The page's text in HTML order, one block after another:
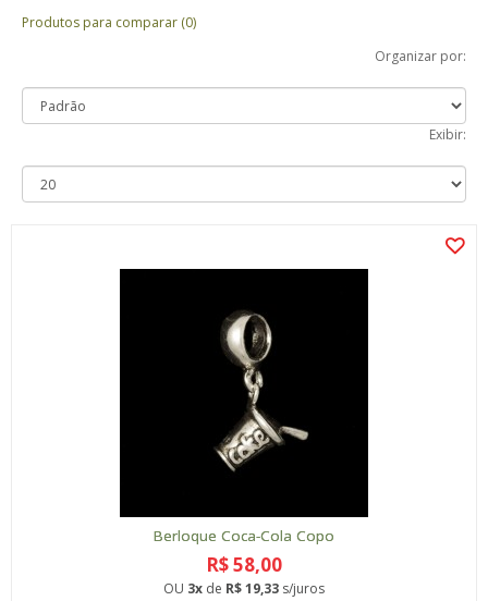
Produtos para comparar (0)
Organizar por:
Exibir:
Berloque Coca-Cola Copo
R$ 58,00
OU 3x de R$ 19,33 s/juros